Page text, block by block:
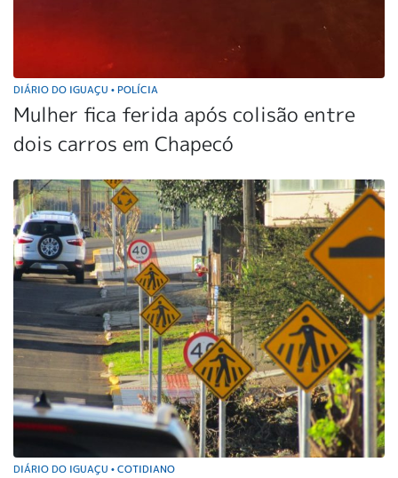
DIÁRIO DO IGUAÇU • POLÍCIA
Mulher fica ferida após colisão entre
dois carros em Chapecó
DIÁRIO DO IGUAÇU • COTIDIANO